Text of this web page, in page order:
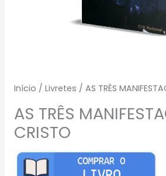
Início / Livretes / AS TRÊS
AS TRÊS
CRISTO